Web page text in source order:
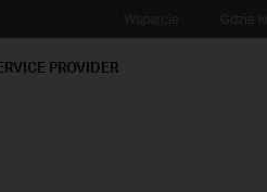
PROVIDER